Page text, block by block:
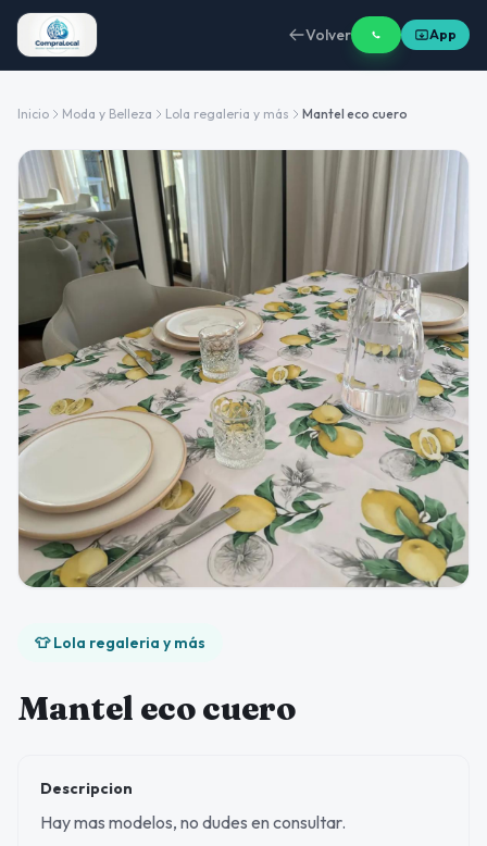
Volver App
Inicio Moda y Belleza Lola regaleria y más Mantel eco cuero
👕 Lola regaleria y más
Mantel eco cuero
Descripcion
Hay mas modelos, no dudes en consultar.